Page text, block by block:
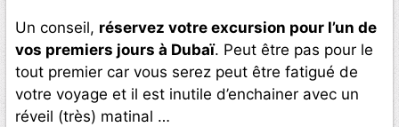
Un conseil, réservez votre excursion pour l’un de
vos premiers jours à Dubaï. Peut être pas pour le
tout premier car vous serez peut être fatigué de
votre voyage et il est inutile d’enchainer avec un
réveil (très) matinal …